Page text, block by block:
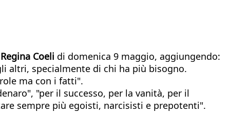
Coeli di domenica 9 maggio, aggiungendo:
altri, specialmente di chi ha più bisogno.
ma con i fatti".
"per il successo, per la vanità, per il
sempre più egoisti, narcisisti e prepotenti".